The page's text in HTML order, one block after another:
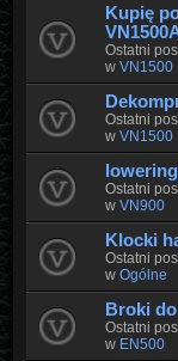
Kupię
Ostatni
w VN1500
Ostatni
w VN1500
Ostatni
w VN900
Klocki
Ostatni
w Ogólne
Broki
Ostatni
w EN500